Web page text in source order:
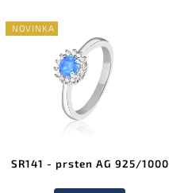
NOVINKA
SR141 - prsten AG 925/1000